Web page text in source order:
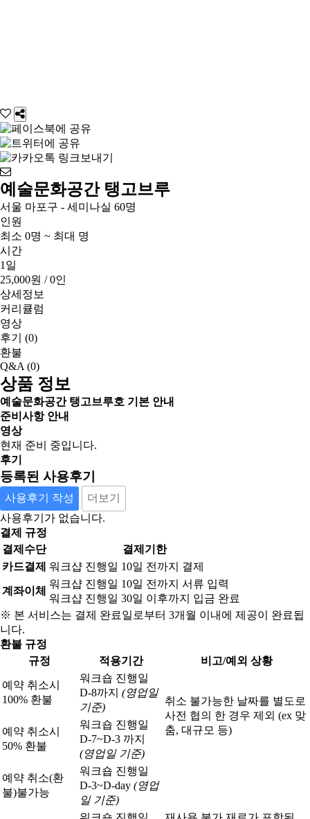
예술문화공간 탱고브루
서울 마포구 - 세미나실 60명
인원
최소 0명 ~ 최대 명
시간
1일
25,000원 / 0인
상세정보
커리큘럼
영상
후기 (0)
환불
Q&A (0)
상품 정보
예술문화공간 탱고브루호 기본 안내
준비사항 안내
영상
현재 준비 중입니다.
후기
등록된 사용후기
사용후기 작성
더보기
사용후기가 없습니다.
결제 규정
결제수단
결제기한
카드결제 워크샵 진행일 10일 전까지 결제
계좌이체
워크샵 진행일 10일 전까지 서류 입력
워크샵 진행일 30일 이후까지 입금 완료
※ 본 서비스는 결제 완료일로부터 3개월 이내에 제공이 완료됩
니다.
환불 규정
규정
적용기간 비고/예외 상황
예약 취소시
100% 환불
워크숍 진행일
D-8까지 (영업일
기준)
취소 불가능한 날짜를 별도로
사전 협의 한 경우 제외 (ex 맞
춤, 대규모 등)
예약 취소시
50% 환불
워크숍 진행일
D-7~D-3 까지
(영업일 기준)
예약 취소(환
불)불가능
워크숍 진행일
D-3~D-day (영업
일 기준)